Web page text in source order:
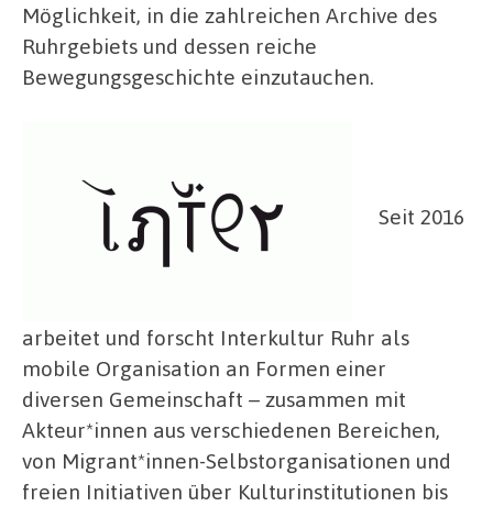
Möglichkeit, in die zahlreichen Archive des
Ruhrgebiets und dessen reiche
Bewegungsgeschichte einzutauchen.
Seit 2016
arbeitet und forscht Interkultur Ruhr als
mobile Organisation an Formen einer
diversen Gemeinschaft – zusammen mit
Akteur*innen aus verschiedenen Bereichen,
von Migrant*innen-Selbstorganisationen und
freien Initiativen über Kulturinstitutionen bis